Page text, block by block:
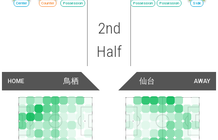
Possession
Counter
Center Possession Possession Side
2nd
Half
HOME 鳥栖 AWAY
仙台